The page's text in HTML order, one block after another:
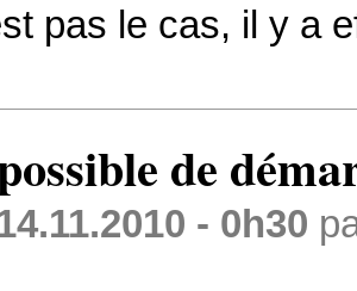
pas le cas, il y a
de
- 0h30